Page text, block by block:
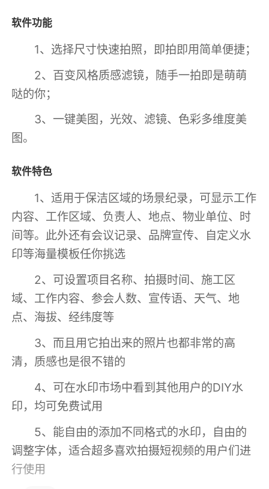
软件功能
1、选择尺寸快速拍照，即拍即用简单便捷；
2、百变风格质感滤镜，随手一拍即是萌萌
哒的你；
3、一键美图，光效、滤镜、色彩多维度美
图。
软件特色
1、适用于保洁区域的场景纪录，可显示工作
内容、工作区域、负责人、地点、物业单位、时
间等。此外还有会议记录、品牌宣传、自定义水
印等海量模板任你挑选
2、可设置项目名称、拍摄时间、施工区
域、工作内容、参会人数、宣传语、天气、地
点、海拔、经纬度等
3、而且用它拍出来的照片也都非常的高
清，质感也是很不错的
4、可在水印市场中看到其他用户的DIY水
印，均可免费试用
5、能自由的添加不同格式的水印，自由的
调整字体，适合超多喜欢拍摄短视频的用户们进
行使用